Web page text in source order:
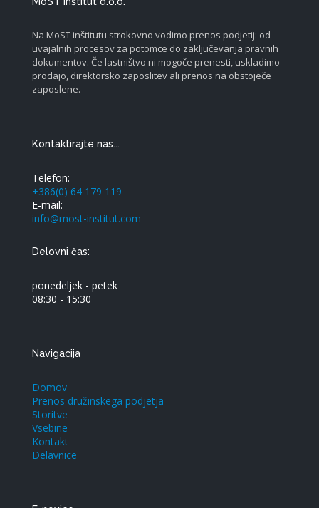
Na MoST inštitutu strokovno vodimo prenos podjetij: od
uvajalnih procesov za potomce do zaključevanja pravnih
dokumentov. Če lastništvo ni mogoče prenesti, uskladimo
prodajo, direktorsko zaposlitev ali prenos na obstoječe
zaposlene.
Kontaktirajte nas...
Telefon:
+386(0) 64 179 119
E-mail:
info@most-institut.com
Delovni čas:
ponedeljek - petek
08:30 - 15:30
Navigacija
Domov
Prenos družinskega podjetja
Storitve
Vsebine
Kontakt
Delavnice